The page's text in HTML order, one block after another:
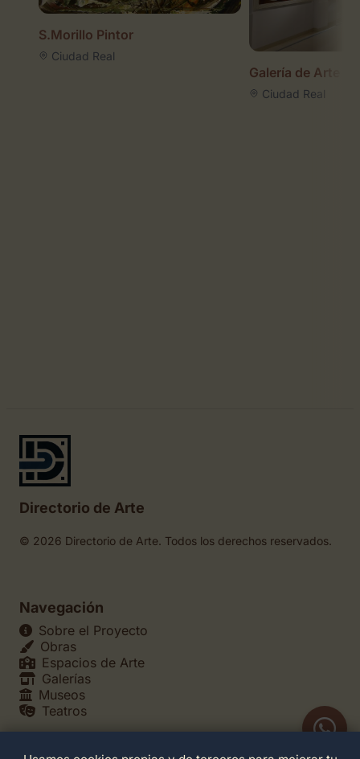
S.Morillo Pintor
Ciudad Real
Galería de Arte
Ciudad Real
Directorio de Arte
© 2026 Directorio de Arte. Todos los derechos reservados.
Navegación
Sobre el Proyecto
Obras
Espacios de Arte
Galerías
Museos
Teatros